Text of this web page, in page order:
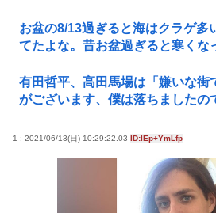
お盆の8/13過ぎると海はクラゲ多
てたよな。昔お盆過ぎると寒くな
有田哲平、高田馬場は「嫌いな街
がございます、僕は落ちましたの
1 : 2021/06/13(日) 10:29:22.03 ID:IEp+YmLfp